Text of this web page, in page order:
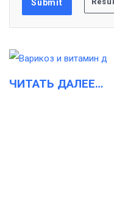
ЧИТАТЬ ДАЛЕЕ…